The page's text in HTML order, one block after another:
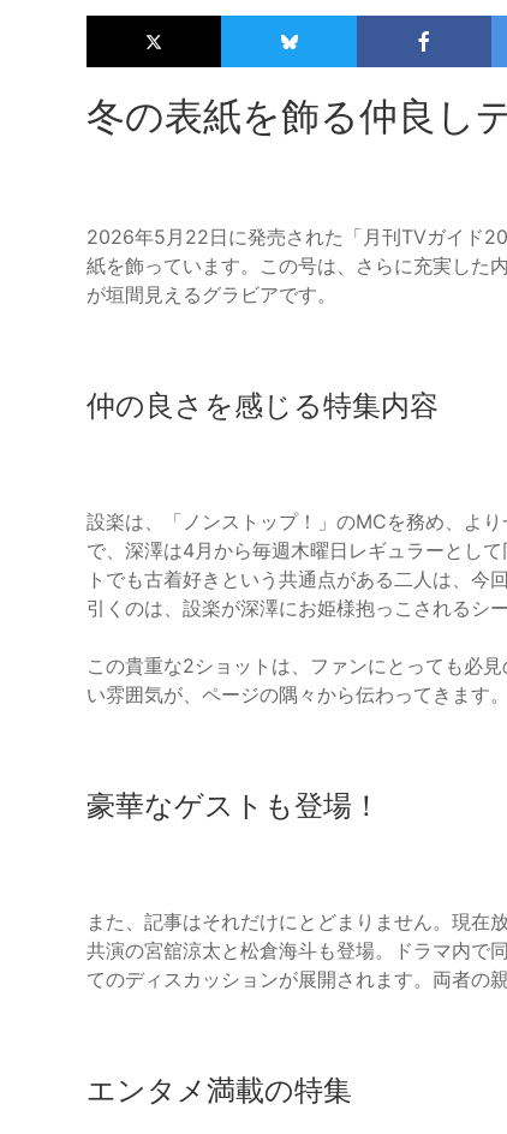
冬の表紙を飾る仲良し
2026年5月22日に発売された「月刊TVガイド
紙を飾っています。この号は、さらに充実した
が垣間見えるグラビアです。
仲の良さを感じる特集内容
設楽は、「ノンストップ！」のMCを務め、よ
で、深澤は4月から毎週木曜日レギュラーとし
トでも古着好きという共通点がある二人は、今
引くのは、設楽が深澤にお姫様抱っこされるシ
この貴重な2ショットは、ファンにとっても必
い雰囲気が、ページの隅々から伝わってきます。
豪華なゲストも登場！
また、記事はそれだけにとどまりません。現在
共演の宮舘涼太と松倉海斗も登場。ドラマ内で
てのディスカッションが展開されます。両者の
エンタメ満載の特集